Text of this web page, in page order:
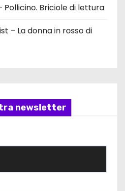
Pollicino. Briciole di lettura
– La donna in rosso di
newsletter